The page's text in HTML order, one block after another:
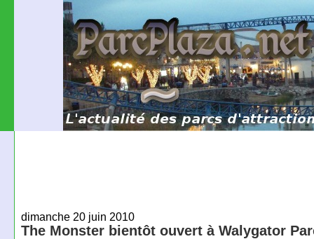
dimanche 20 juin 2010
The Monster bientôt ouvert à Walygator